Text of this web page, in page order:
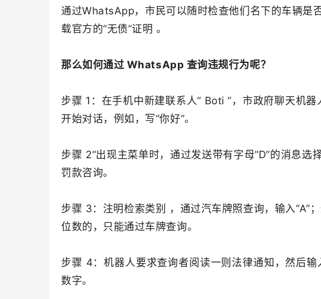
通过WhatsApp，市民可以随时检查他们名下的车辆是
载官方的“无债”证明 。
那么如何通过 WhatsApp 查询违规行为呢？
步骤 1：在手机中新建联系人“ Boti ”，市政府聊天机
开始对话，例如，写“你好”。
步骤 2“出现主菜单时，通过发送带有字母“D”的消息
罚款咨询。
步骤 3：注明检索类别 ，通过汽车牌照查询，输入“A”
位数的，只能通过车牌查询。
步骤 4：机器人要求查询者阅读一则法律通知，然后
数字。